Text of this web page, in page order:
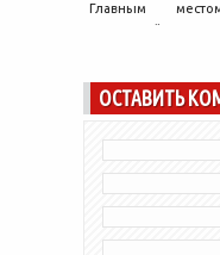
Главным
домохозяйки на
ОСТАВИТЬ